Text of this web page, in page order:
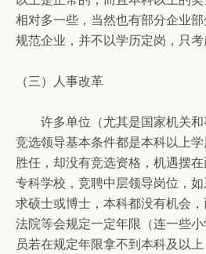
相对多一些，当然也有部分企业
规范企业，并不以学历定岗，只考
（三）人事改革
许多单位（尤其是国家机关和
竞选领导基本条件都是本科以上
胜任，却没有竞选资格，机遇摆
专科学校，竞聘中层领导岗位，
求硕士或博士，本科都没有机会
法院等会规定一定年限（连一些
员若在规定年限拿不到本科及以